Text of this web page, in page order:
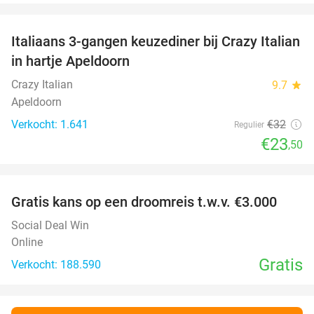
27%
Italiaans 3-gangen keuzediner bij Crazy Italian
in hartje Apeldoorn
Crazy Italian 9.7 star
Apeldoorn
Verkocht: 1.641
Regulier €32
€23,50
Gratis kans op een droomreis t.w.v. €3.000
Social Deal Win
Online
Verkocht: 188.590
Gratis